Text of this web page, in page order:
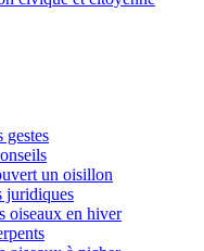
gestes
un oisillon
juridiques
oiseaux en hiver